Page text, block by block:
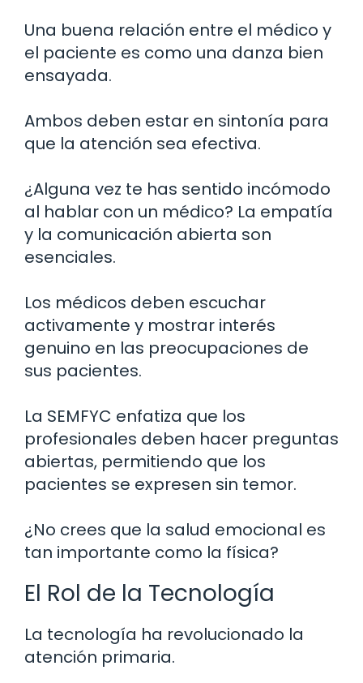
Una buena relación entre el médico y
el paciente es como una danza bien
ensayada.
Ambos deben estar en sintonía para
que la atención sea efectiva.
¿Alguna vez te has sentido incómodo
al hablar con un médico? La empatía
y la comunicación abierta son
esenciales.
Los médicos deben escuchar
activamente y mostrar interés
genuino en las preocupaciones de
sus pacientes.
La SEMFYC enfatiza que los
profesionales deben hacer preguntas
abiertas, permitiendo que los
pacientes se expresen sin temor.
¿No crees que la salud emocional es
tan importante como la física?
El Rol de la Tecnología
La tecnología ha revolucionado la
atención primaria.